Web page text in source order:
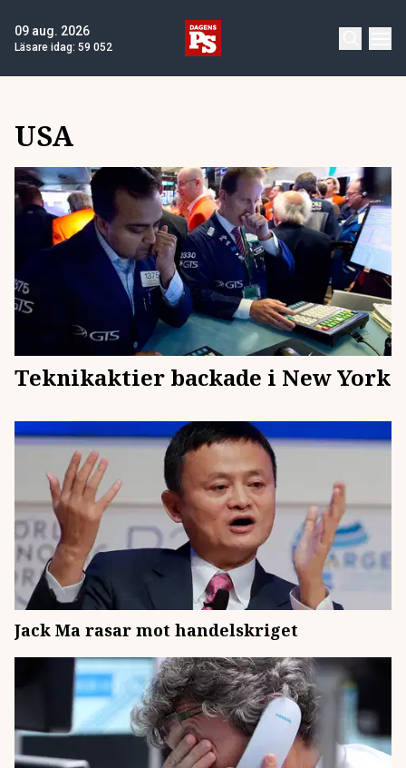
09 aug. 2026
Läsare idag: 59 052
USA
Teknikaktier backade i New York
Jack Ma rasar mot handelskriget